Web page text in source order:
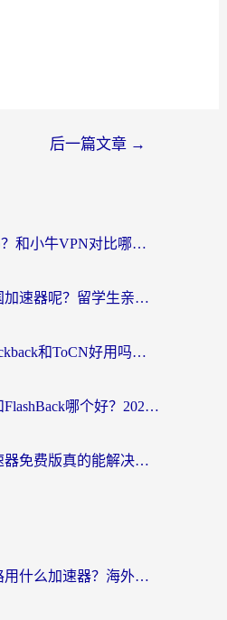
后一篇文章 →
Malus VPN好用吗？和小牛VPN对比哪个回国效果更好？海外党亲测实用指南
在国外如何开回国加速器呢？留学生亲测的无缝访问国内资源指南
海外党必看：Quickback和ToCN好用吗？3分钟选对回国加速器的实用指南
海外党纠结迅游和FlashBack哪个好？2026实用指南教你选对回国加速器
海外党必看：加速器免费版真的能解决回国访问难题吗？附实用选择指南
在美国玩流放之路用什么加速器？海外党国服游戏不卡顿的终极攻略